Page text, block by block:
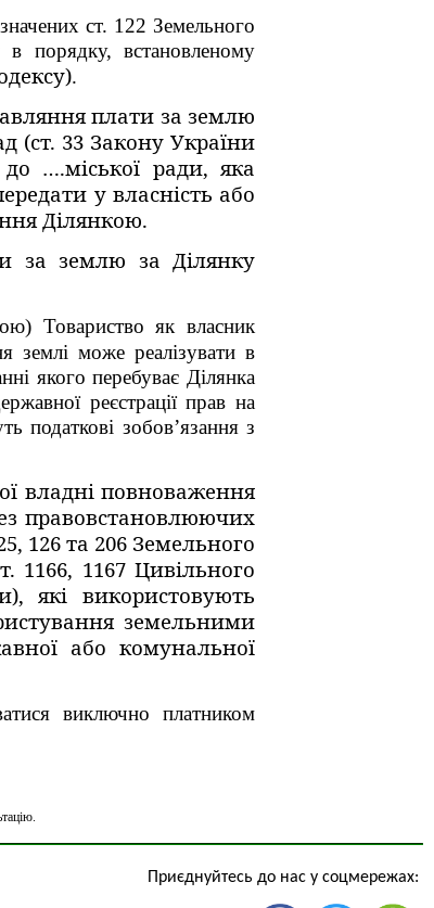
ст. 122 Земельного
в порядку, встановленому
.
плати за землю
(ст. 33 Закону України
….міської ради, яка
у власність або
Ділянкою.
за землю за Ділянку
Товариство як власник
землі може реалізувати в
якого перебуває Ділянка
реєстрації прав на
податкові зобов’язання з
владні повноваження
правовстановлюючих
126 та 206 Земельного
1166, 1167 Цивільного
які використовують
земельними
або комунальної
виключно платником
Приєднуйтесь до нас у соцмережах: